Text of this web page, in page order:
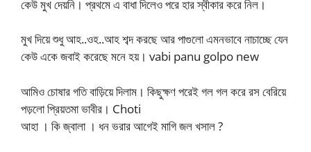
কেউ মুখ দেয়নি। প্রথমে এ বাধা দিলেও পরে হার স্বীকার করে নিল।
মুখ দিয়ে শুধু আহ..ওহ..আহ শব্দ করছে আর পাগুলো এমনভাবে নাচাচ্ছে যেন
কেউ একে জবাই করেছে মনে হয়। vabi panu golpo new
আমিও চোষার গতি বাড়িয়ে দিলাম। কিছুক্ষণ পরেই গল গল করে রস বেরিয়ে
পড়লো প্রিয়তমা ভাবীর। Choti
আহা । কি জ্বালা । ধন ভরার আগেই মাগি জল খসাল ?